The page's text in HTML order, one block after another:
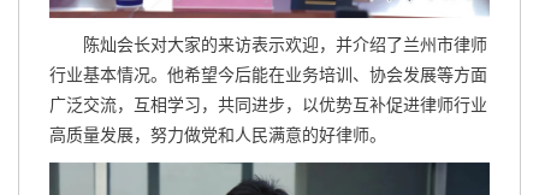
陈灿会长对大家的来访表示欢迎，并介绍了兰州市律师
行业基本情况。他希望今后能在业务培训、协会发展等方面
广泛交流，互相学习，共同进步，以优势互补促进律师行业
高质量发展，努力做党和人民满意的好律师。